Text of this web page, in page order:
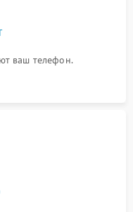
ваш телефон.